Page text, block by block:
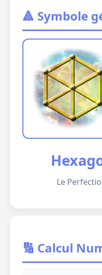
🔺 Symbole
Le
🔢 Calcul